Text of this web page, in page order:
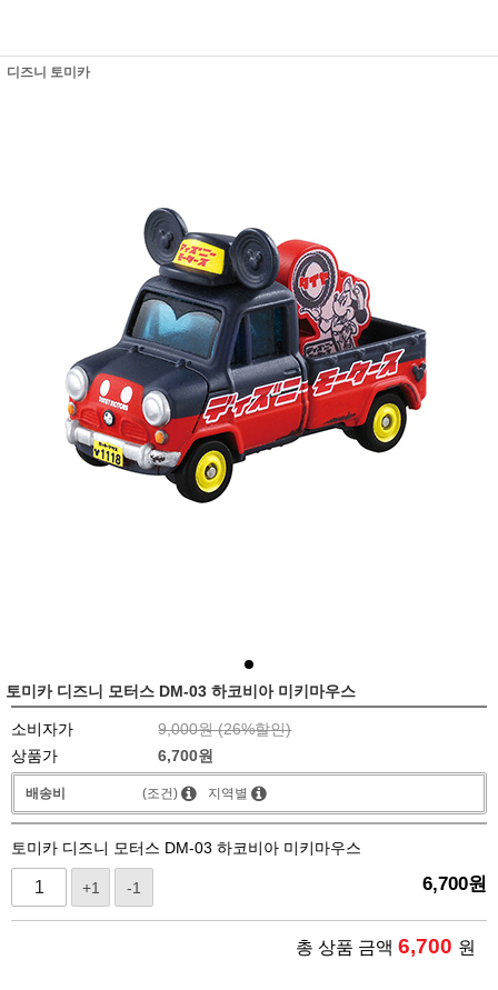
디즈니 토미카
토미카 디즈니 모터스 DM-03 하코비아 미키마우스
소비자가 9,000원 (26%할인)
상품가
6,700원
배송비 (조건) 지역별
토미카 디즈니 모터스 DM-03 하코비아 미키마우스
+1 -1 6,700원
총 상품 금액 6,700 원